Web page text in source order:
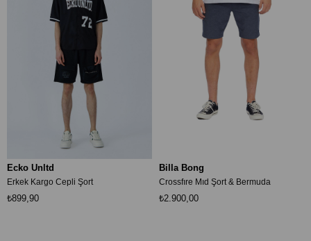
Ecko Unltd
Erkek Kargo Cepli Şort
₺899,90
Billa Bong
Crossfıre Mıd Şort & Bermuda
₺2.900,00